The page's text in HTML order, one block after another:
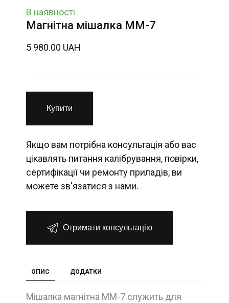
В наявності
Магнітна мішалка ММ-7
5 980.00 UAH
Купити
Якщо вам потрібна консультація або вас
цікавлять питання калібрування, повірки,
сертифікації чи ремонту приладів, ви
можете зв'язатися з нами.
Отримати консультацію
ОПИС ДОДАТКИ
Мішалка магнітна ММ-7 служить для